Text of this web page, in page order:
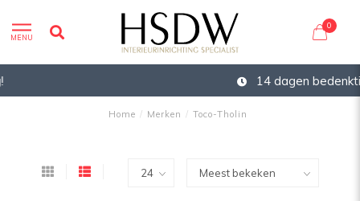
MENU
0
14 dagen bedenktijd
Home / Merken / Toco-Tholin